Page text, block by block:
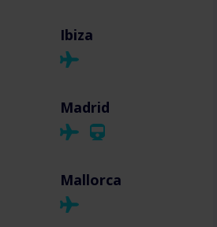
Ibiza
Madrid
Mallorca